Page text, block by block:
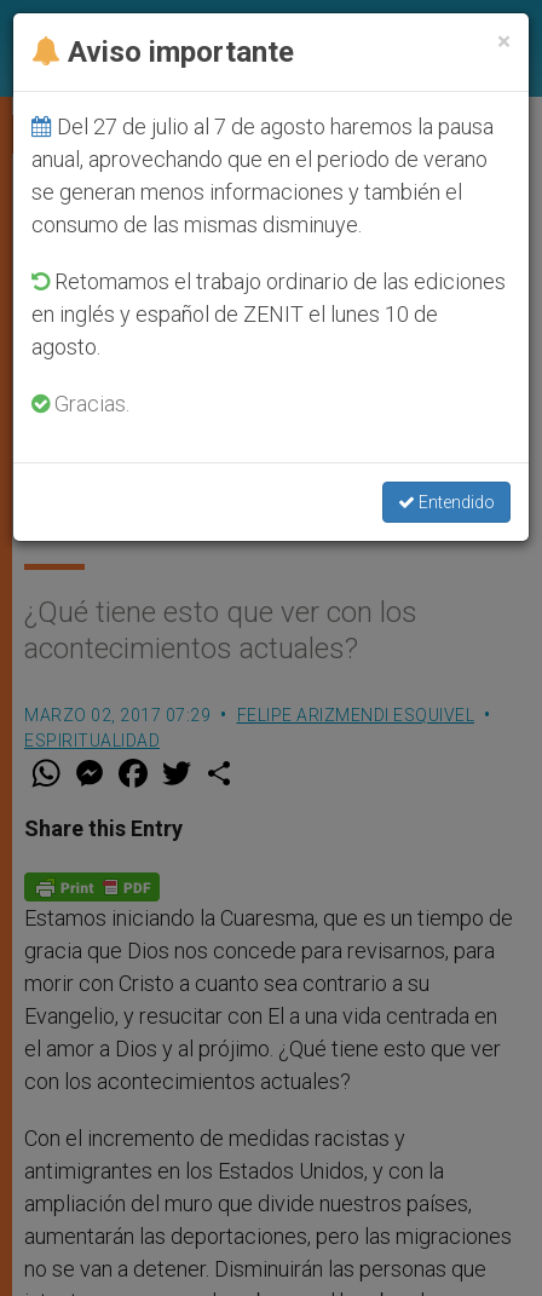
ESPIRITUALIDAD
Jesús Cura A Un Leproso
Cuaresma para conversión
¿Qué tiene esto que ver con los
acontecimientos actuales?
MARZO 02, 2017 07:29
FELIPE ARIZMENDI ESQUIVEL
ESPIRITUALIDAD
W
t
s
p
p
M
e
s
e
g
e
r
F
a
e
b
o
k
w
Share this Entry
Estamos iniciando la Cuaresma, que es un tiempo de
gracia que Dios nos concede para revisarnos, para
morir con Cristo a cuanto sea contrario a su
Evangelio, y resucitar con El a una vida centrada en
el amor a Dios y al prójimo. ¿Qué tiene esto que ver
con los acontecimientos actuales?
Con el incremento de medidas racistas y
antimigrantes en los Estados Unidos, y con la
ampliación del muro que divide nuestros países,
aumentarán las deportaciones, pero las migraciones
no se van a detener. Disminuirán las personas que
×
Aviso importante
Del 27 de julio al 7 de agosto haremos la pausa
anual, aprovechando que en el periodo de verano
se generan menos informaciones y también el
consumo de las mismas disminuye.
Retomamos el trabajo ordinario de las ediciones
en inglés y español de ZENIT el lunes 10 de
agosto.
Gracias.
Entendido